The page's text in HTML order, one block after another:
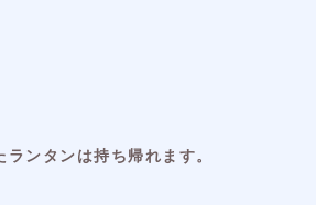
ンタンは持ち帰れます。